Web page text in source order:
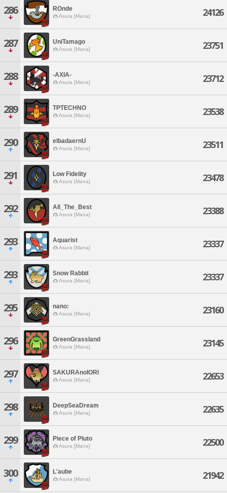
286 ROnde
Asura [Mana] 24126
287 UniTamago
Asura [Mana] 23751
288 -AXIA-
Asura [Mana] 23712
289 TPTECHNO
Asura [Mana] 23538
290 elbadaernU
Asura [Mana] 23511
291 Low Fidelity
Asura [Mana] 23478
292 All_The_Best
Asura [Mana] 23388
293 Aquarist
Asura [Mana] 23337
293 Snow Rabbit
Asura [Mana] 23337
295 nano:
Asura [Mana] 23160
296 GreenGrassland
Asura [Mana] 23145
297 SAKURAnoIORI
Asura [Mana] 22653
298 DeepSeaDream
Asura [Mana] 22635
299 Piece of Pluto
Asura [Mana] 22500
300 L'aube
Asura [Mana] 21942